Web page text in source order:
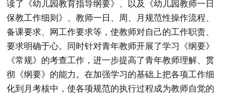
读了《幼儿园教育指导纲要》、以及《幼儿园教师一日
保教工作细则》、教师一日、周、月规范性操作流程、
备课要求、网工作要求等，使教师对自己的工作职责、
要求明确于心。同时针对青年教师开展了学习《纲要》
《常规》的考查工作，进一步提高了青年教师理解、贯
彻《纲要》的能力。在加强学习的基础上把各项工作细
化到月考核中，使各项规范的执行过程成为教师自觉的